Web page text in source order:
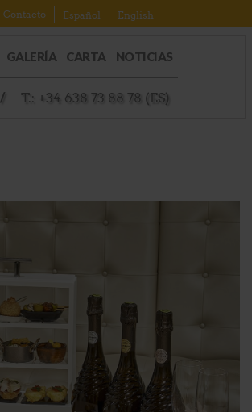
Contacto Español English
GALERÍA CARTA NOTICIAS
/ T.: +34 638 73 88 78 (ES)